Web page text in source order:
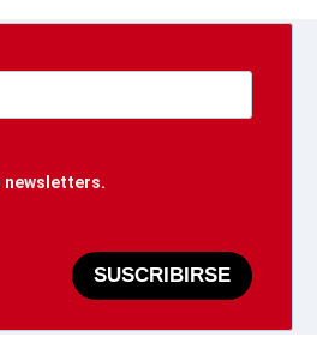
newsletters.
SUSCRIBIRSE